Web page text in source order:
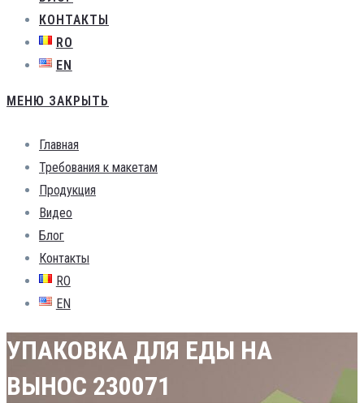
КОНТАКТЫ
RO
EN
МЕНЮ ЗАКРЫТЬ
Главная
Требования к макетам
Продукция
Видео
Блог
Контакты
RO
EN
УПАКОВКА ДЛЯ ЕДЫ НА
ВЫНОС 230071